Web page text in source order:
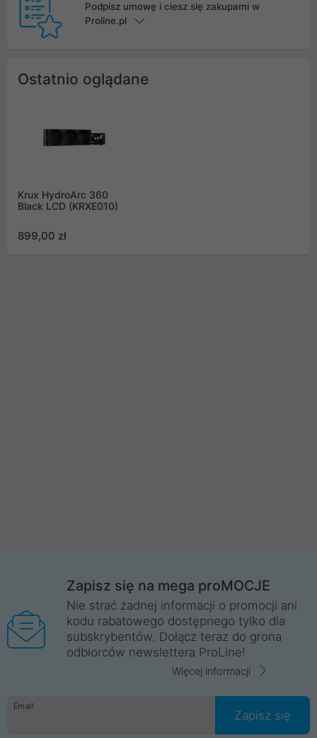
Podpisz umowę i ciesz się zakupami w
Proline.pl
Ostatnio oglądane
Krux HydroArc 360
Black LCD (KRXE010)
899,00 zł
Zapisz się na mega proMOCJE
Nie strać żadnej informacji o promocji ani
kodu rabatowego dostępnego tylko dla
subskrybentów. Dołącz teraz do grona
odbiorców newslettera ProLine!
Więcej informacji
Email
Zapisz się